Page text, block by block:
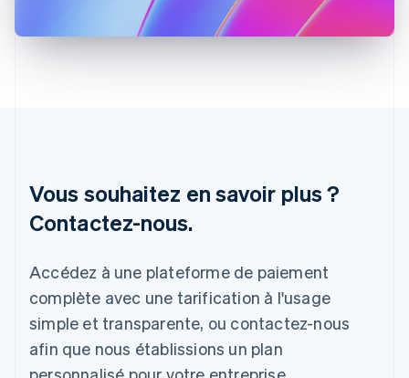
Vous souhaitez en savoir plus ?
Contactez-nous.
Accédez à une plateforme de paiement
complète avec une tarification à l'usage
simple et transparente, ou contactez-nous
afin que nous établissions un plan
personnalisé pour votre entreprise.
Inde
Lettonie
English
Liechtenstein
English
Luxembourg
Français Deutsch
Malaisie
English 简体中文
Malte